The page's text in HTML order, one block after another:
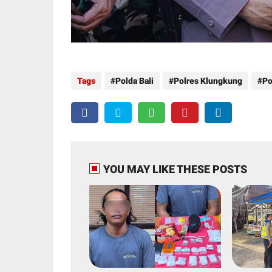
Tags Polda Bali Polres Klungkung
YOU MAY LIKE THESE POSTS